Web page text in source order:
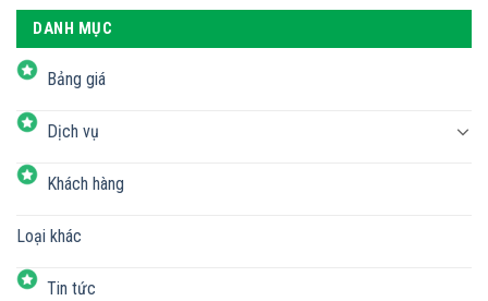
DANH MỤC
Bảng giá
Dịch vụ
Khách hàng
Loại khác
Tin tức